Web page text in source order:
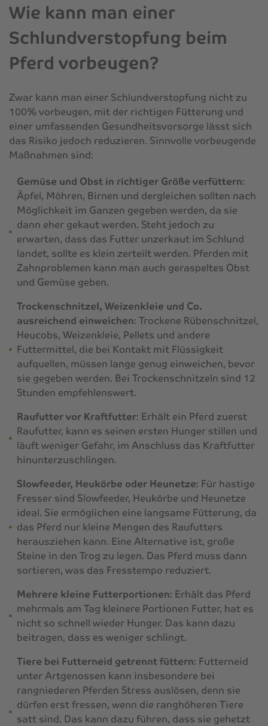
Wie kann man einer
Schlundverstopfung beim
Pferd vorbeugen?
Zwar kann man einer Schlundverstopfung nicht zu
100% vorbeugen, mit der richtigen Fütterung und
einer umfassenden Gesundheitsvorsorge lässt sich
das Risiko jedoch reduzieren. Sinnvolle vorbeugende
Maßnahmen sind:
Gemüse und Obst in richtiger Größe verfüttern:
Äpfel, Möhren, Birnen und dergleichen sollten nach
Möglichkeit im Ganzen gegeben werden, da sie
dann eher gekaut werden. Steht jedoch zu
erwarten, dass das Futter unzerkaut im Schlund
landet, sollte es klein zerteilt werden. Pferden mit
Zahnproblemen kann man auch geraspeltes Obst
und Gemüse geben.
Trockenschnitzel, Weizenkleie und Co.
ausreichend einweichen: Trockene Rübenschnitzel,
Heucobs, Weizenkleie, Pellets und andere
Futtermittel, die bei Kontakt mit Flüssigkeit
aufquellen, müssen lange genug einweichen, bevor
sie gegeben werden. Bei Trockenschnitzeln sind 12
Stunden empfehlenswert.
Raufutter vor Kraftfutter: Erhält ein Pferd zuerst
Raufutter, kann es seinen ersten Hunger stillen und
läuft weniger Gefahr, im Anschluss das Kraftfutter
hinunterzuschlingen.
Slowfeeder, Heukörbe oder Heunetze: Für hastige
Fresser sind Slowfeeder, Heukörbe und Heunetze
ideal. Sie ermöglichen eine langsame Fütterung, da
das Pferd nur kleine Mengen des Raufutters
herausziehen kann. Eine Alternative ist, große
Steine in den Trog zu legen. Das Pferd muss dann
sortieren, was das Fresstempo reduziert.
Mehrere kleine Futterportionen: Erhält das Pferd
mehrmals am Tag kleinere Portionen Futter, hat es
nicht so schnell wieder Hunger. Das kann dazu
beitragen, dass es weniger schlingt.
Tiere bei Futterneid getrennt füttern: Futterneid
unter Artgenossen kann insbesondere bei
rangniederen Pferden Stress auslösen, denn sie
dürfen erst fressen, wenn die ranghöheren Tiere
satt sind. Das kann dazu führen, dass sie gehetzt